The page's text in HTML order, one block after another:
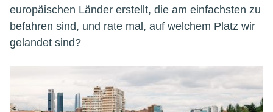
europäischen Länder erstellt, die am einfachsten zu
befahren sind, und rate mal, auf welchem Platz wir
gelandet sind?